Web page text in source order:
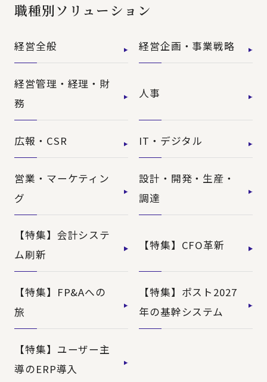
職種別ソリューション
経営全般 経営企画・事業戦略
経営管理・経理・財
務
人事
広報・CSR IT・デジタル
営業・マーケティン
グ
設計・開発・生産・
調達
【特集】会計システ
ム刷新
【特集】CFO革新
【特集】FP&Aへの
旅
【特集】ポスト2027
年の基幹システム
【特集】ユーザー主
導のERP導入